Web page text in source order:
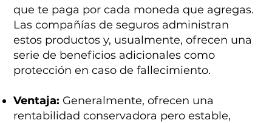
que te paga por cada moneda que agregas.
Las compañías de seguros administran
estos productos y, usualmente, ofrecen una
serie de beneficios adicionales como
protección en caso de fallecimiento.
Ventaja: Generalmente, ofrecen una
rentabilidad conservadora pero estable,